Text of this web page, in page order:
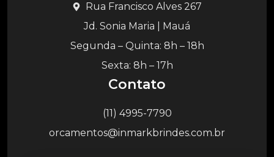
Rua Francisco Alves 267
Jd. Sonia Maria | Mauá
Segunda – Quinta: 8h – 18h
Sexta: 8h – 17h
Contato
(11) 4995-7790
orcamentos@inmarkbrindes.com.br